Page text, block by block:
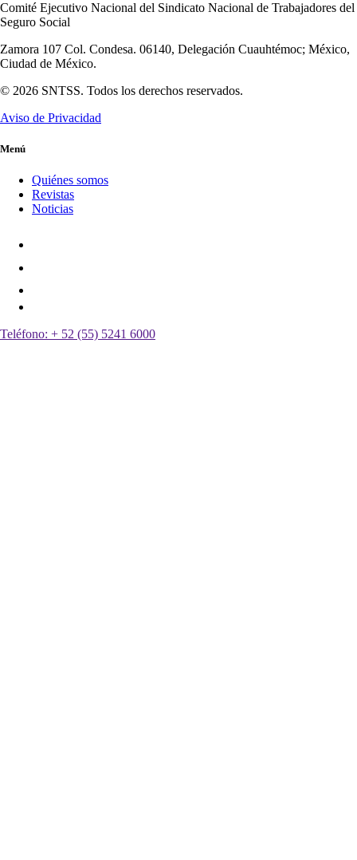
Comité Ejecutivo Nacional del Sindicato Nacional de Trabajadores del
Seguro Social
Zamora 107 Col. Condesa. 06140, Delegación Cuauhtémoc; México,
Ciudad de México.
© 2026 SNTSS. Todos los derechos reservados.
Aviso de Privacidad
Menú
Quiénes somos
Revistas
Noticias
Teléfono: + 52 (55) 5241 6000